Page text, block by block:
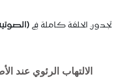
تجدون الحلقة كاملة في
الالتهاب الرئوي عند